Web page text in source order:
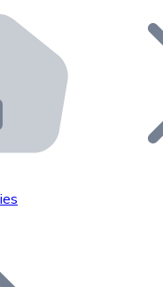
automatiques
un ATM Bitnovo dans
notre API dans votre
notre réseau de
le token de votre projet